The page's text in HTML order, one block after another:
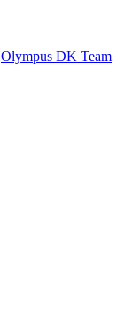
Olympus DK Team